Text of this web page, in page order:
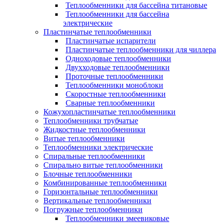
Теплообменники для бассейна титановые
Теплообменники для бассейна
электрические
Пластинчатые теплообменники
Пластинчатые испарители
Пластинчатые теплообменники для чиллера
Одноходовые теплообменники
Двухходовые теплообменники
Проточные теплообменники
Теплообменники моноблоки
Скоростные теплообменники
Сварные теплообменники
Кожухопластинчатые теплообменники
Теплообменники трубчатые
Жидкостные теплообменники
Витые теплообменники
Теплообменники электрические
Спиральные теплообменники
Спирально витые теплообменники
Блочные теплообменники
Комбинированные теплообменники
Горизонтальные теплообменники
Вертикальные теплообменники
Погружные теплообменники
Теплообменники змеевиковые